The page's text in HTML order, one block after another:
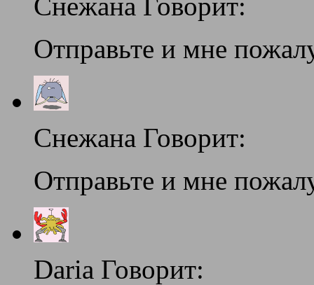
Отправьте и мне
Снежана Говорит:
Отправьте и мне
Daria Говорит: